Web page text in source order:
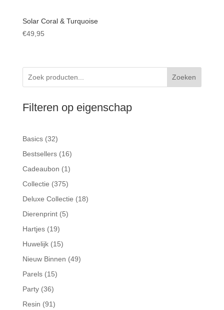
Solar Coral & Turquoise
€49,95
Zoeken
Filteren op eigenschap
Basics 3232
producten
Bestsellers 1616
producten
Cadeaubon 11
Collectie 375375
producten
Deluxe Collectie 1818
Dierenprint 55
Hartjes 1919
producten
Huwelijk 1515
producten
Nieuw Binnen 4949
Parels 1515
Party 3636
producten
Resin 9191